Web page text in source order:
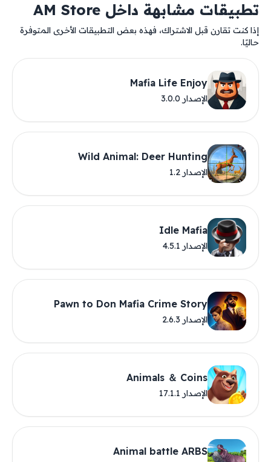
تطبيقات مشابهة داخل AM Store
إذا كنت تقارن قبل الاشتراك، فهذه بعض التطبيقات الأخرى المتوفرة
حاليًا.
Mafia Life Enjoy
الإصدار 3.0.0
Wild Animal: Deer Hunting
الإصدار 1.2
Idle Mafia
الإصدار 4.5.1
Pawn to Don Mafia Crime Story
الإصدار 2.6.3
Animals ＆ Coins
الإصدار 17.1.1
Animal battle ARBS